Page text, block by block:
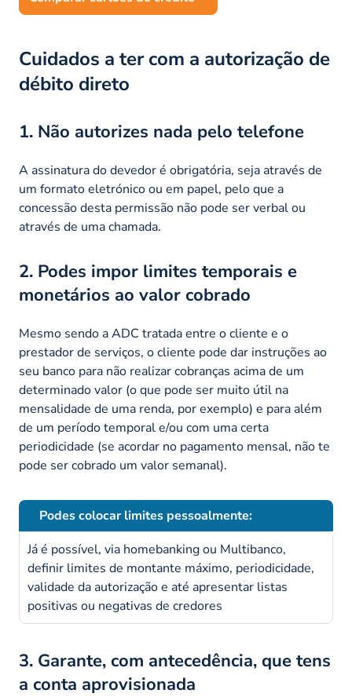
Cuidados a ter com a autorização de
débito direto
1. Não autorizes nada pelo telefone
A assinatura do devedor é obrigatória, seja através de
um formato eletrónico ou em papel, pelo que a
concessão desta permissão não pode ser verbal ou
através de uma chamada.
2. Podes impor limites temporais e
monetários ao valor cobrado
Mesmo sendo a ADC tratada entre o cliente e o
prestador de serviços, o cliente pode dar instruções ao
seu banco para não realizar cobranças acima de um
determinado valor (o que pode ser muito útil na
mensalidade de uma renda, por exemplo) e para além
de um período temporal e/ou com uma certa
periodicidade (se acordar no pagamento mensal, não te
pode ser cobrado um valor semanal).
Podes colocar limites pessoalmente:
Já é possível, via homebanking ou Multibanco,
definir limites de montante máximo, periodicidade,
validade da autorização e até apresentar listas
positivas ou negativas de credores
3. Garante, com antecedência, que tens
a conta aprovisionada